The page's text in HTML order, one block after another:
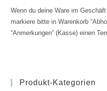
Wenn du deine Ware im
markiere bitte in Warenkorb
“Anmerkungen” (Kasse) einen
Produkt-Kategorien